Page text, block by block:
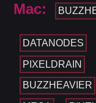
Mac:
DATANODES
PIXELDRAIN
BUZZHEAVIER